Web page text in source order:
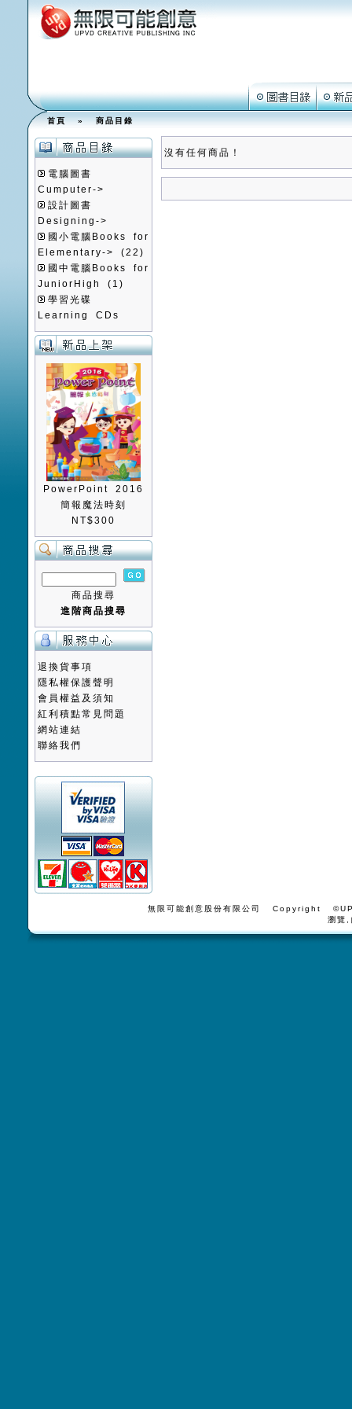
首頁»商品目錄
電腦圖書
Cumputer->
設計圖書
Designing->
國小電腦Books for
Elementary->
(22)
國中電腦Books for
JuniorHigh
(1)
學習光碟
Learning CDs
PowerPoint 2016
簡報魔法時刻
NT$300
商品搜尋
進階商品搜尋
退換貨事項
隱私權保護聲明
會員權益及須知
紅利積點常見問題
網站連結
聯絡我們
沒有任何商品！
無限可能創意股份有限公司 Copyright
瀏